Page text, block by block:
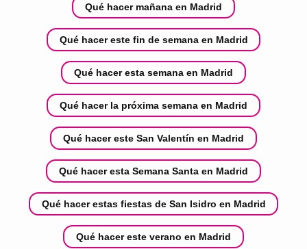
Qué hacer mañana en Madrid
Qué hacer este fin de semana en Madrid
Qué hacer esta semana en Madrid
Qué hacer la próxima semana en Madrid
Qué hacer este San Valentín en Madrid
Qué hacer esta Semana Santa en Madrid
Qué hacer estas fiestas de San Isidro en Madrid
Qué hacer este verano en Madrid